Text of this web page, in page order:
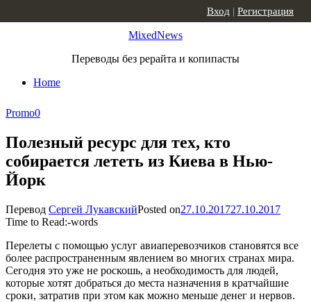
MixedNews
Переводы без рерайта и копипасты
Home
Вход | Регистрация
Promo0
Полезный ресурс для тех, кто
собирается лететь из Киева в Нью-
Йорк
Перевод Сергей ЛукавскийPosted on27.10.201727.10.2017
Time to Read:-words
Перелеты с помощью услуг авиаперевозчиков становятся все
более распространенным явлением во многих странах мира.
Сегодня это уже не роскошь, а необходимость для людей,
которые хотят добраться до места назначения в кратчайшие
сроки, затратив при этом как можно меньше денег и нервов.